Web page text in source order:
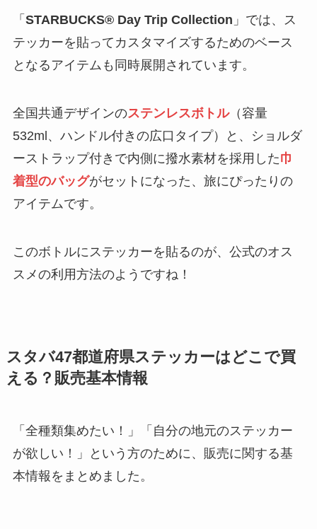
「 STARBUCKS® Day Trip Collection 」では、ス
テッカーを貼ってカスタマイズするためのベース
となるアイテムも同時展開されています。
全国共通デザインのステンレスボトル（容量
532ml、ハンドル付きの広口タイプ）と、ショルダ
ーストラップ付きで内側に撥水素材を採用した巾
着型のバッグがセットになった、旅にぴったりの
アイテムです。
このボトルにステッカーを貼るのが、公式のオス
スメの利用方法のようですね！
スタバ47都道府県ステッカーはどこで買
える？販売基本情報
「全種類集めたい！」「自分の地元のステッカー
が欲しい！」という方のために、販売に関する基
本情報をまとめました。